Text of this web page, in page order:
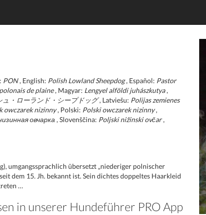
PON, English: Polish Lowland Sheepdog, Español: Pastor
de plaine, Magyar: Lengyel alföldi juhászkutya,
ュ・ローランド・シープドッグ, Latviešu: Polijas zemienes
owczarek nizinny, Polski: Polski owczarek nizinny,
овчарка , Slovenščina: Poljski nižinski ovčar,
umgangssprachlich übersetzt „niederiger polnischer
dem 15. Jh. bekannt ist. Sein dichtes doppeltes Haarkleid
…
in unserer Hundeführer PRO App